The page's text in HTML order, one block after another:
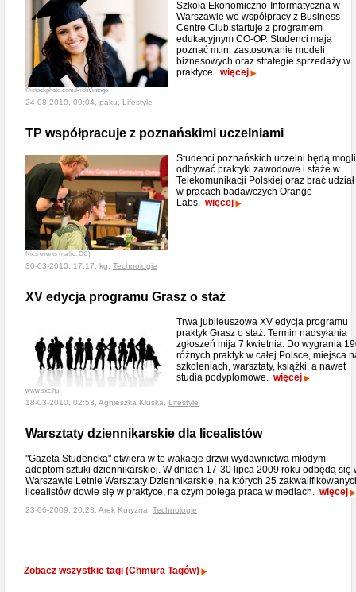
©istockphoto.com/RichVintage
Szkoła Ekonomiczno-Informatyczna w
Warszawie we współpracy z Business
Centre Club startuje z programem
edukacyjnym CO-OP. Studenci mają
poznać m.in. zastosowanie modeli
biznesowych oraz strategie sprzedaży w
praktyce. więcej
24-08-2010, 09:04, paku, Lifestyle
TP współpracuje z poznańskimi uczelniami
Nics events (na lic. CC)
Studenci poznańskich uczelni będą mogli
odbywać praktyki zawodowe i staże w
Telekomunikacji Polskiej oraz brać udział
w pracach badawczych Orange
Labs. więcej
30-03-2010, 17:17, kg, Technologie
XV edycja programu Grasz o staż
www.sxc.hu
Trwa jubileuszowa XV edycja programu
praktyk Grasz o staż. Termin nadsyłania
zgłoszeń mija 7 kwietnia. Do wygrania
różnych praktyk w całej Polsce, miejsca
szkoleniach, warsztaty, książki, a nawet
studia podyplomowe. więcej
18-03-2010, 02:53, Agnieszka Kluska, Lifestyle
Warsztaty dziennikarskie dla licealistów
"Gazeta Studencka" otwiera w te wakacje drzwi wydawnictwa młodym
adeptom sztuki dziennikarskiej. W dniach 17-30 lipca 2009 roku odbędą się
Warszawie Letnie Warsztaty Dziennikarskie, na których 25
licealistów dowie się w praktyce, na czym polega praca w mediach. więcej
23-06-2009, 20:23, Arek Kuryzna, Technologie
Zobacz wszystkie tagi (Chmura Tagów)